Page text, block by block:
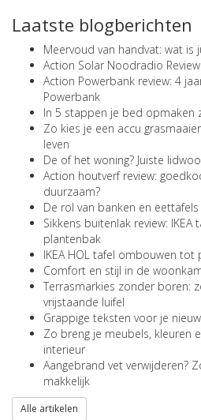
Laatste blogberichten
Meervoud van handvat: wat is
Action Solar Noodradio
Action Powerbank review: 4
Powerbank
In 5 stappen je bed opmaken
Zo kies je een accu
leven
De of het woning? Juiste
Action houtverf review:
duurzaam?
De rol van banken en
Sikkens buitenlak review:
plantenbak
IKEA HOL tafel ombouwen
Comfort en stijl in de
Terrasmarkies zonder boren:
vrijstaande luifel
Grappige teksten voor je
Zo breng je meubels, kleuren
interieur
Aangebrand vet verwijderen?
makkelijk
Alle artikelen